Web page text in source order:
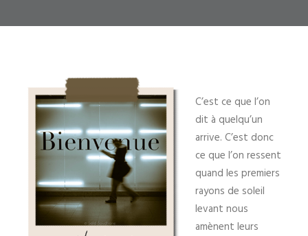
C’est ce que l’on
dit à quelqu’un
arrive. C’est donc
ce que l’on ressent
quand les premiers
rayons de soleil
levant nous
amènent leurs